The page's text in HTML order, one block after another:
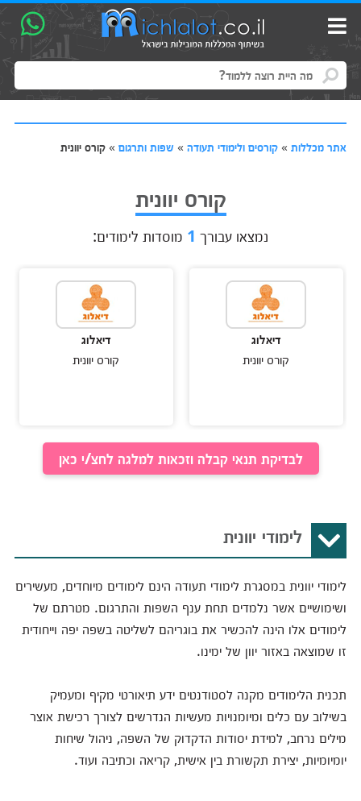
אתר מכללות» קורסים ולימודי תעודה» שפות ותרגום» קורס יוונית
קורס יוונית
נמצאו עבורך 1 מוסדות לימודים:
דיאלוג
קורס יוונית
דיאלוג
קורס יוונית
לבדיקת תנאי קבלה וזכאות למלגה לחצ/י כאן
לימודי יוונית
לימודי יוונית במסגרת לימודי תעודה הינם לימודים מיוחדים, מעשירים
ושימושיים אשר נלמדים תחת ענף השפות והתרגום. מטרתם של
לימודים אלו הינה להכשיר את בוגריהם לשליטה בשפה יפה וייחודית
זו שמוצאה באזור יוון של ימינו.
תכנית הלימודים מקנה לסטודנטים ידע תיאורטי מקיף ומעמיק
בשילוב עם כלים ומיומנויות מעשיות הנדרשים לצורך רכישת אוצר
מילים נרחב, למידת יסודות הדקדוק של השפה, ניהול שיחות
יומיומיות, יצירת תקשורת בין אישית, קריאה וכתיבה ועוד.